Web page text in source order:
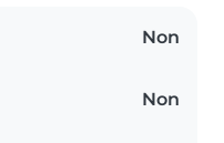
Non
Non